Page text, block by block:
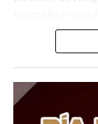
dentro de las
Además, se
relaciones
comunicación y
prevenir
física y